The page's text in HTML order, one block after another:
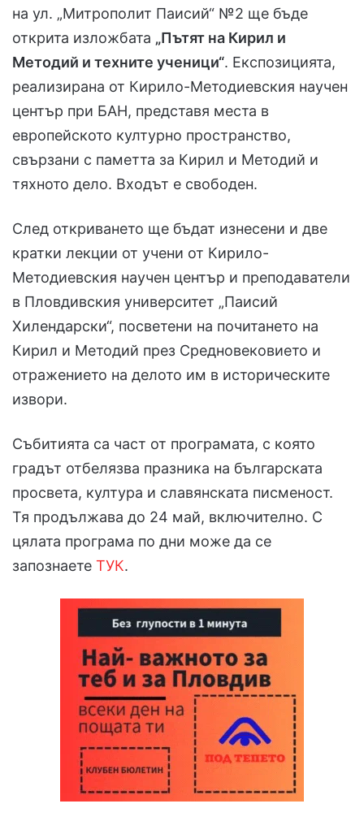
на ул. „Митрополит Паисий“ №2 ще бъде
открита изложбата „Пътят на Кирил и
Методий и техните ученици“. Експозицията,
реализирана от Кирило-Методиевския научен
център при БАН, представя места в
европейското културно пространство,
свързани с паметта за Кирил и Методий и
тяхното дело. Входът е свободен.
След откриването ще бъдат изнесени и две
кратки лекции от учени от Кирило-
Методиевския научен център и преподаватели
в Пловдивския университет „Паисий
Хилендарски“, посветени на почитането на
Кирил и Методий през Средновековието и
отражението на делото им в историческите
извори.
Събитията са част от програмата, с която
градът отбелязва празника на българската
просвета, култура и славянската писменост.
Тя продължава до 24 май, включително. С
цялата програма по дни може да се
запознаете ТУК.